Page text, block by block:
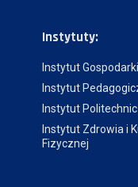
Instytuty:
Instytut Gospodarki
Instytut
Instytut
Instytut Zdrowia i
Fizycznej